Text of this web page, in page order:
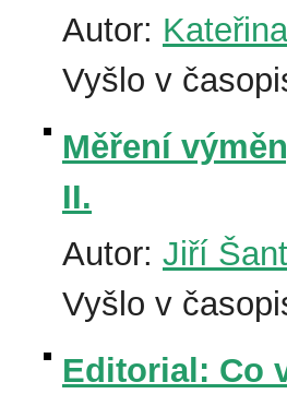
Autor:
Vyšlo v
Měření
II.
Autor: Jiří
Vyšlo v
Editorial: Co